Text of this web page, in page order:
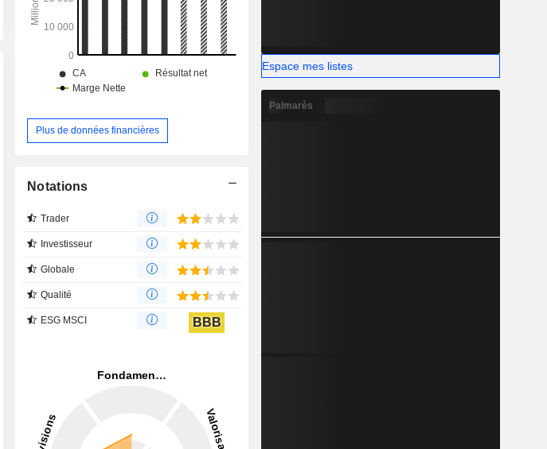
projets à usage mixte, principalement sur les
marchés urbains et suburbains du Canada.
Plus de données financières
Notations
Trader
Investisseur
Globale
Qualité
ESG MSCI BBB
Espace mes listes
Palmarès